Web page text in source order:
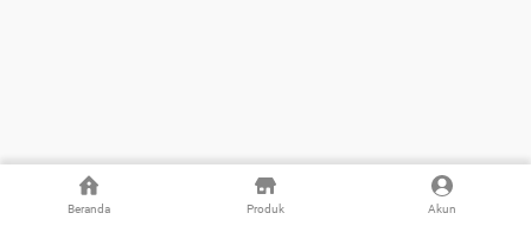
Beranda Produk Akun